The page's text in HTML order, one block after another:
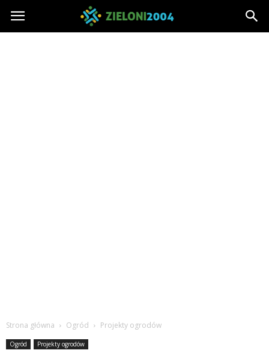
Zieloni2004.pl
Strona główna Ogród Projekty ogrodów
Ogród Projekty ogrodów